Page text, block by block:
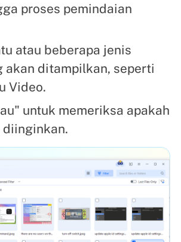
proses pemindaian
atau beberapa jenis
akan ditampilkan, seperti
Video.
untuk memeriksa apakah